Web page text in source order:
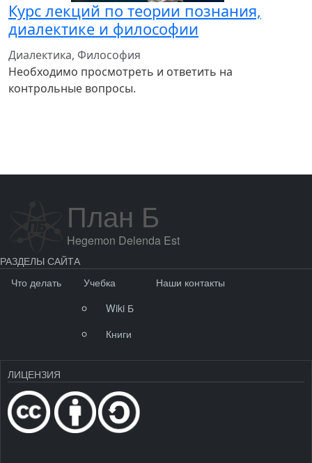
Курс лекций по теории познания,
диалектике и философии
Диалектика, Философия
Необходимо просмотреть и ответить на
контрольные вопросы.
План Б
Hegemon Delenda Est
РАЗДЕЛЫ САЙТА
Что делать
Учебка
Wiki Б
Книги
Наши контакты
ЛИЦЕНЗИЯ